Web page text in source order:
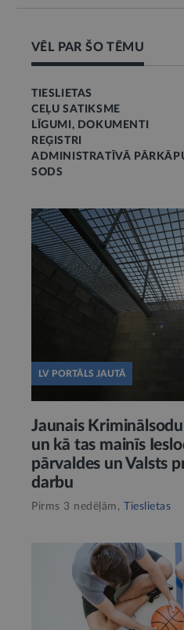
VĒL PAR ŠO TĒMU
TIESLIETAS
CEĻU SATIKSME
LĪGUMI, DOKUMENTI
REĢISTRI
ADMINISTRATĪVĀ
SODS
LV PORTĀLS JAUTĀ
Jaunais
un kā tas mainīs
pārvaldes un Valsts
darbu
Pirms 3 nedēļām, Tieslietas